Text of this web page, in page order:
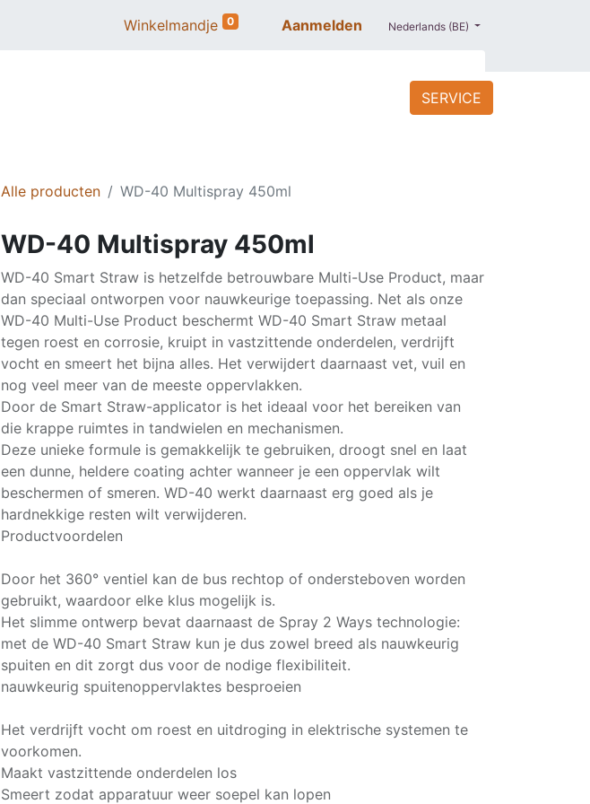
Winkelmandje 0 Aanmelden Nederlands (BE)
PROMO
SERVICE
Alle producten WD-40 Multispray 450ml
WD-40 Multispray 450ml
WD-40 Smart Straw is hetzelfde betrouwbare Multi-Use Product, maar
dan speciaal ontworpen voor nauwkeurige toepassing. Net als onze
WD-40 Multi-Use Product beschermt WD-40 Smart Straw metaal
tegen roest en corrosie, kruipt in vastzittende onderdelen, verdrijft
vocht en smeert het bijna alles. Het verwijdert daarnaast vet, vuil en
nog veel meer van de meeste oppervlakken.
Door de Smart Straw-applicator is het ideaal voor het bereiken van
die krappe ruimtes in tandwielen en mechanismen.
Deze unieke formule is gemakkelijk te gebruiken, droogt snel en laat
een dunne, heldere coating achter wanneer je een oppervlak wilt
beschermen of smeren. WD-40 werkt daarnaast erg goed als je
hardnekkige resten wilt verwijderen.
Productvoordelen
Door het 360° ventiel kan de bus rechtop of ondersteboven worden
gebruikt, waardoor elke klus mogelijk is.
Het slimme ontwerp bevat daarnaast de Spray 2 Ways technologie:
met de WD-40 Smart Straw kun je dus zowel breed als nauwkeurig
spuiten en dit zorgt dus voor de nodige flexibiliteit.
nauwkeurig spuitenoppervlaktes besproeien
Het verdrijft vocht om roest en uitdroging in elektrische systemen te
voorkomen.
Maakt vastzittende onderdelen los
Smeert zodat apparatuur weer soepel kan lopen